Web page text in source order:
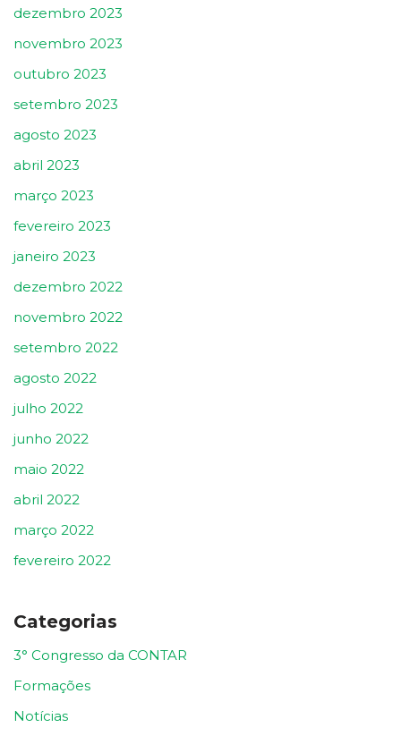
dezembro 2023
novembro 2023
outubro 2023
setembro 2023
agosto 2023
abril 2023
março 2023
fevereiro 2023
janeiro 2023
dezembro 2022
novembro 2022
setembro 2022
agosto 2022
julho 2022
junho 2022
maio 2022
abril 2022
março 2022
fevereiro 2022
Categorias
3° Congresso da CONTAR
Formações
Notícias